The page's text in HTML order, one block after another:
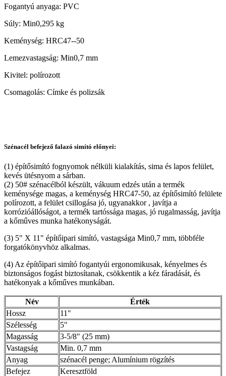
Fogantyú anyaga: PVC
Súly: Min0,295 kg
Keménység: HRC47--50
Lemezvastagság: Min0,7 mm
Kivitel: polírozott
Csomagolás: Címke és polizsák
Szénacél befejező falazó simító előnyei:
(1) építősimító fognyomok nélküli kialakítás, sima és lapos felület,
kevés ütésnyom a sárban.
(2) 50# szénacélból készült, vákuum edzés után a termék
keménysége magas, a keménység HRC47-50, az építősimító felülete
polírozott, a felület csillogása jó, ugyanakkor , javítja a
korrózióállóságot, a termék tartóssága magas, jó rugalmasság, javítja
a kőműves munka hatékonyságát.
(3) 5" X 11" építőipari simító, vastagsága Min0,7 mm, többféle
forgatókönyvhöz alkalmas.
(4) Az építőipari simító fogantyúi ergonomikusak, kényelmes és
biztonságos fogást biztosítanak, csökkentik a kéz fáradását, és
hatékonyak a kőműves munkában.
Név
Érték
Hossz
11"
Szélesség
5"
Magasság
3-5/8" (25 mm)
Vastagság
Min. 0,7 mm
Anyag
szénacél penge; Alumínium rögzítés
Befejez
Keresztföld